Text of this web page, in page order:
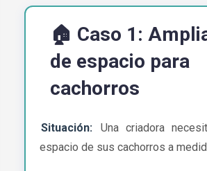
🏠 Caso 1:
de espacio para
cachorros
Situación:
Una criadora
espacio de sus cachorros a